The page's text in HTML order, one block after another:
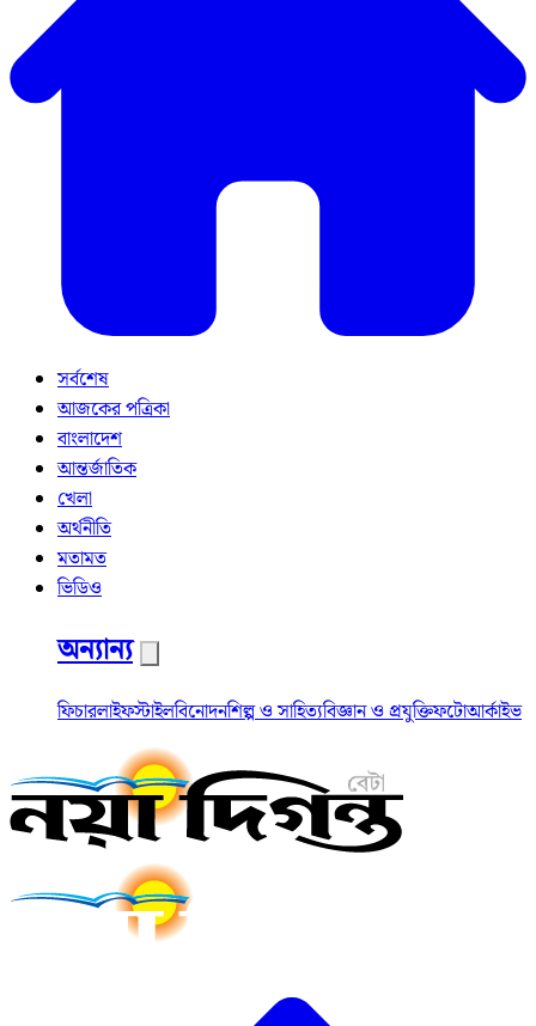
সর্বশেষ
আজকের পত্রিকা
বাংলাদেশ
আন্তর্জাতিক
খেলা
অর্থনীতি
মতামত
ভিডিও
অন্যান্য
ফিচারলাইফস্টাইলবিনোদনশিল্প ও সাহিত্যবিজ্ঞান ও প্রযুক্তিফটোআর্কাইভ